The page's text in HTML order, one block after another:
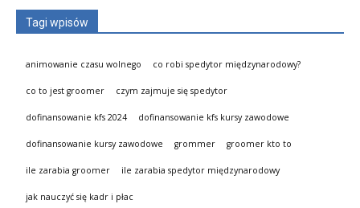
Tagi wpisów
animowanie czasu wolnego co robi spedytor międzynarodowy?
co to jest groomer czym zajmuje się spedytor
dofinansowanie kfs 2024 dofinansowanie kfs kursy zawodowe
dofinansowanie kursy zawodowe grommer groomer kto to
ile zarabia groomer ile zarabia spedytor międzynarodowy
jak nauczyć się kadr i płac